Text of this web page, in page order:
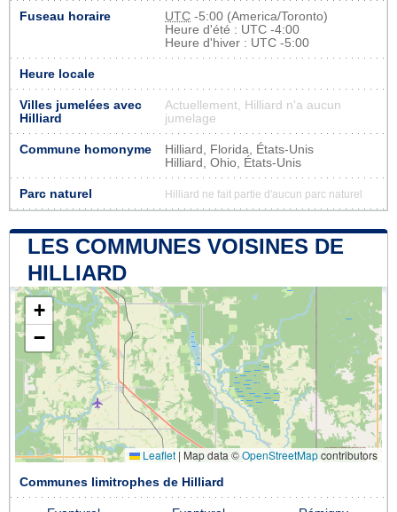
Fuseau horaire UTC -5:00 (America/Toronto)
Heure d'été : UTC -4:00
Heure d'hiver : UTC -5:00
Heure locale
Villes jumelées avec
Hilliard
Actuellement, Hilliard n'a aucun
jumelage
Commune homonyme
Hilliard, Florida, États-Unis
Hilliard, Ohio, États-Unis
Parc naturel Hilliard ne fait partie d'aucun parc naturel
LES COMMUNES VOISINES DE
HILLIARD
+
−
Leaflet | Map data ©OpenStreetMapcontributors
Communes limitrophes de Hilliard